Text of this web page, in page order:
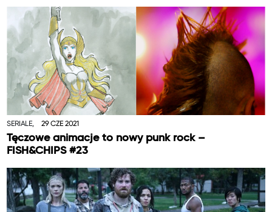
SERIALE, 29 CZE 2021
Tęczowe animacje to nowy punk rock –
FISH&CHIPS #23